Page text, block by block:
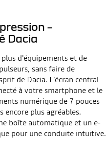
–
Dacia
d'équipements et de
sans faire de
de Dacia. L'écran central
à votre smartphone et le
numérique de 7 pouces
encore plus agréables.
boîte automatique et un e-
pour une conduite intuitive.